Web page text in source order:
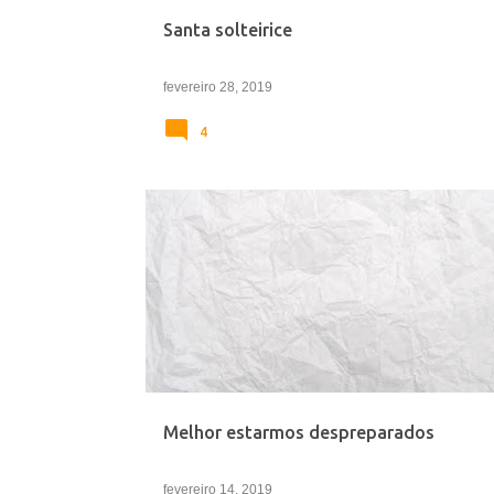
Santa solteirice
fevereiro 28, 2019
4
Melhor estarmos despreparados
fevereiro 14, 2019
COMPORTAMENTO CRÔNICAS